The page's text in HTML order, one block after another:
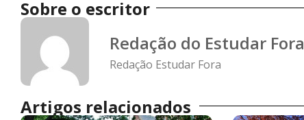
Sobre o escritor
Redação do Estudar Fora
Redação Estudar Fora
Artigos relacionados